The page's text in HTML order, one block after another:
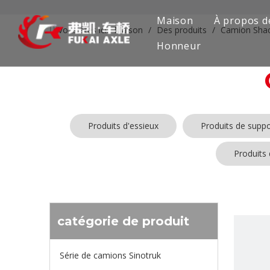
Maison À propos
Honneur
Vous êtes ici: Maison / Des produits / Camion
Produits d'essieux Produits de
Produits
catégorie de produit
Série de camions Sinotruk